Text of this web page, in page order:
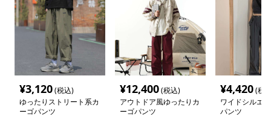
¥3,120(税込)
ゆったりストリート系カ
ーゴパンツ
¥12,400(税込)
アウトドア風ゆったりカ
ーゴパンツ
¥4,420(税
ワイドシルエ
パンツ